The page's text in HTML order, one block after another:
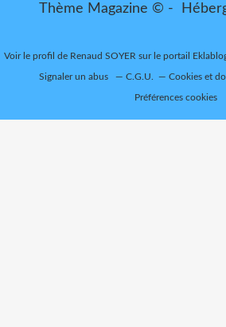
Thème Magazine © -
Voir le profil de Renaud SOYER sur le portail
Signaler un abus C.G.U. Cookies et
Préférences cookies